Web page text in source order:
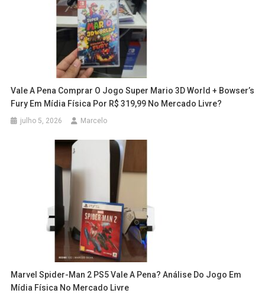
Vale A Pena Comprar O Jogo Super Mario 3D World + Bowser’s
Fury Em Mídia Física Por R$ 319,99 No Mercado Livre?
julho 5, 2026 Marcelo
Marvel Spider-Man 2 PS5 Vale A Pena? Análise Do Jogo Em
Mídia Física No Mercado Livre